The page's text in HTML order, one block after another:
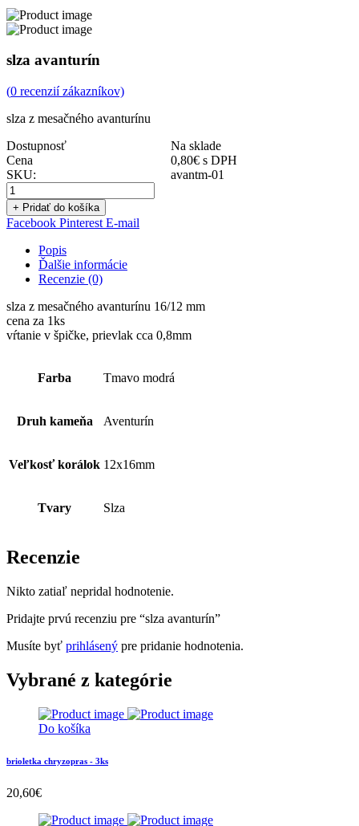
slza avanturín
(0 recenzií zákazníkov)
slza z mesačného avanturínu
Dostupnosť
Na sklade
Cena
0,80€ s DPH
SKU:
avantm-01
+ Pridať do košíka
Facebook Pinterest E-mail
Popis
Ďalšie informácie
Recenzie (0)
slza z mesačného avanturínu 16/12 mm
cena za 1ks
vŕtanie v špičke, prievlak cca 0,8mm
Farba Tmavo modrá
Druh kameňa Aventurín
Veľkosť korálok 12x16mm
Tvary Slza
Recenzie
Nikto zatiaľ nepridal hodnotenie.
Pridajte prvú recenziu pre “slza avanturín”
Musíte byť prihlásený pre pridanie hodnotenia.
Vybrané z kategórie
Do košíka
brioletka chryzopras - 3ks
20,60€